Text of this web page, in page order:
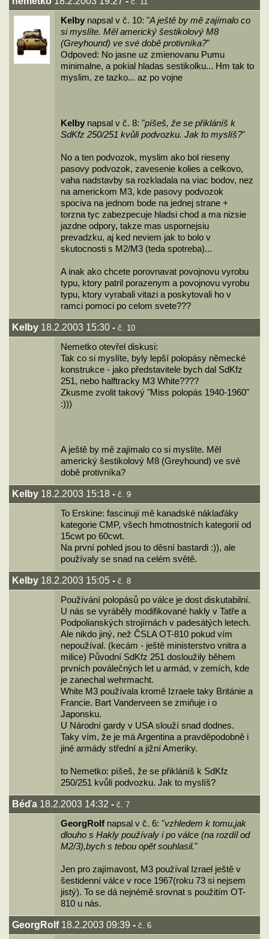
Kelby napsal v č. 10: "A ještě by mě zajímalo co
si myslíte. Měl americký šestikolový M8
(Greyhound) ve své době protivníka?"
Odpoved: No jasne uz zmienovanu Pumu
minimalne, a pokial hladas sestikolku... Hm tak to
myslim, ze tazko... az po vojne
Kelby napsal v č. 8: "píšeš, že se přikláníš k
SdKfz 250/251 kvůli podvozku. Jak to myslíš?"
No a ten podvozok, myslim ako bol rieseny
pasovy podvozok, zavesenie kolies a celkovo,
vaha nadstavby sa rozkladala na viac bodov, nez
na americkom M3, kde pasovy podvozok
spociva na jednom bode na jednej strane +
torzna tyc zabezpecuje hladsi chod a ma nizsie
jazdne odpory, takze mas uspornejsiu
prevadzku, aj ked neviem jak to bolo v
skutocnosti s M2/M3 (teda spotreba)...
A inak ako chcete porovnavat povojnovu vyrobu
typu, ktory patril porazenym a povojnovu vyrobu
typu, ktory vyrabali vitazi a poskytovali ho v
ramci pomoci po celom svete???
Kelby 18.2.2003 15:30 - č. 10
Nemetko otevřel diskusi:
Tak co si myslíte, byly lepší polopásy německé
konstrukce - jako představitele bych dal SdKfz
251, nebo halftracky M3 White????
Zkusme zvolit takový "Miss polopás 1940-1960"
:)))
A ještě by mě zajímalo co si myslíte. Měl
americký šestikolový M8 (Greyhound) ve své
době protivníka?
Kelby 18.2.2003 15:18 - č. 9
To Erskine: fascinují mě kanadské náklaďáky
kategorie CMP, všech hmotnostních kategorií od
15cwt po 60cwt.
Na první pohled jsou to děsní bastardi :)), ale
používaly se snad na celém světě.
Kelby 18.2.2003 15:05 - č. 8
Používání polopásů po válce je dost diskutabilní.
U nás se vyráběly modifikované hakly v Tatře a
Podpolianských strojírnách v padesátých letech.
Ale nikdo jiný, než ČSLA OT-810 pokud vím
nepoužíval. (kecám - ještě ministerstvo vnitra a
milice) Původní SdKfz 251 dosloužily během
prvních poválečných let u armád, v zemích, kde
je zanechal wehrmacht.
White M3 používala kromě Izraele taky Británie a
Francie. Bart Vanderveen se zmiňuje i o
Japonsku.
U Národní gardy v USA slouží snad dodnes.
Taky vím, že je má Argentina a pravděpodobně i
jiné armády střední a jižní Ameriky.
to Nemetko: píšeš, že se přikláníš k SdKfz
250/251 kvůli podvozku. Jak to myslíš?
Béďa 18.2.2003 14:32 - č. 7
GeorgRolf napsal v č. 6: "vzhledem k tomu,jak
dlouho s Hakly používaly i po válce (na rozdíl od
M2/3),bych s tebou opět souhlasil."
Jen pro zajímavost, M3 používal Izrael ještě v
šestidenní válce v roce 1967(roku 73 si nejsem
jistý). To se dá nejnémě srovnat s použitím OT-
810 u nás.
GeorgRolf 18.2.2003 09:39 - č. 6